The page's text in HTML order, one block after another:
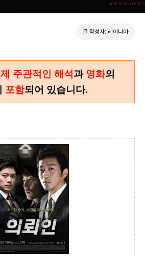
글 작성자: 레이니아
제 주관적인 해석 과 영화의
포함되어 있습니다.